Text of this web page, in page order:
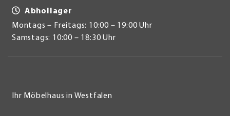
Abhollager
Montags – Freitags: 10:00 – 19:00 Uhr
Samstags: 10:00 – 18:30 Uhr
Ihr Möbelhaus in Westfalen